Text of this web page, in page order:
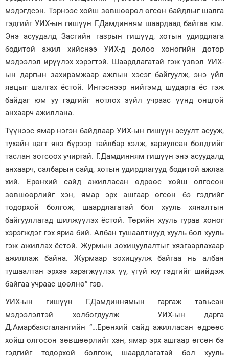
мэдэгдсэн. Тэрнээс хойш зөвшөөрөл өгсөн байдлыг шалга
гэдгийг УИХ-ын гишүүн Г.Дамдинням шаардаад байгаа юм.
Энэ асуудалд Засгийн газрын гишүүд, хотын удирдлага
бодитой ажил хийснээ УИХ-д долоо хоногийн дотор
мэдээлэл ирүүлэх хэрэгтэй. Шаардлагатай гэж үзвэл УИХ-
ын даргын захирамжаар ажлын хэсэг байгуулж, энэ үйл
явцыг шалгах ёстой. Ингэснээр нийгэмд шударга ёс гэж
байдаг юм уу гэдгийг нотлох зүйл учраас үүнд онцгой
анхаарч ажиллана.
Түүнээс ямар нэгэн байдлаар УИХ-ын гишүүн асуулт асууж,
тухайн цагт янз бүрээр тайлбар хэлж, хариулсан болдгийг
таслан зогсоох учиртай. Г.Дамдинням гишүүн энэ асуудалд
анхаарч, салбарын сайд, хотын удирдлагууд бодитой ажлаа
хий. Ерөнхий сайд ажилласан өдрөөс хойш олгосон
зөвшөөрлийг хэн, ямар эрх ашгаар өгсөн бэ гэдгийг
тодорхой болгож, шаардлагатай бол хууль хяналтын
байгууллагад шилжүүлэх ёстой. Төрийн хууль гурав хоног
хэрэгждэг гэх яриа бий. Албан тушаалтнууд хууль бол хууль
гэж ажиллах ёстой. Журмын зохицуулалтыг хязгаарлахаар
ажиллаж байна. Журмаар зохицуулж байгаа нь албан
тушаалтан эрхээ хэрэгжүүлэх үү, үгүй юу гэдгийг шийдэж
байгаа учраас цөөлнө” гэв.
УИХ-ын гишүүн Г.Дамдиннямын гаргаж тавьсан
мэдээлэлтэй холбогдуулж УИХ-ын дарга
Д.Амарбаясгалангийн “…Ерөнхий сайд ажилласан өдрөөс
хойш олгосон зөвшөөрлийг хэн, ямар эрх ашгаар өгсөн бэ
гэдгийг тодорхой болгож, шаардлагатай бол хууль